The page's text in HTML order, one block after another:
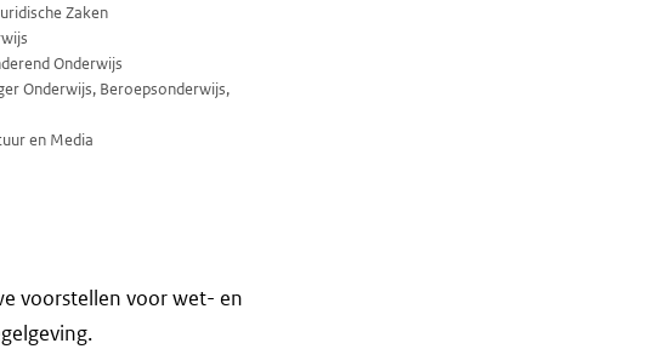
Zaken
Onderwijs
Onderwijs, Beroepsonderwijs,
en Media
voorstellen voor wet- en